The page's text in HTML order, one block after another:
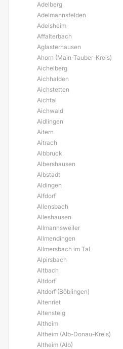
Adelberg
Adelmannsfelden
Adelsheim
Affalterbach
Aglasterhausen
Ahorn (Main-Tauber-Kreis)
Aichelberg
Aichhalden
Aichstetten
Aichtal
Aichwald
Aidlingen
Aitern
Aitrach
Albbruck
Albershausen
Albstadt
Aldingen
Alfdorf
Allensbach
Alleshausen
Allmannsweiler
Allmendingen
Allmersbach im Tal
Alpirsbach
Altbach
Altdorf
Altdorf (Böblingen)
Altenriet
Altensteig
Altheim
Altheim (Alb-Donau-Kreis)
Altheim (Alb)